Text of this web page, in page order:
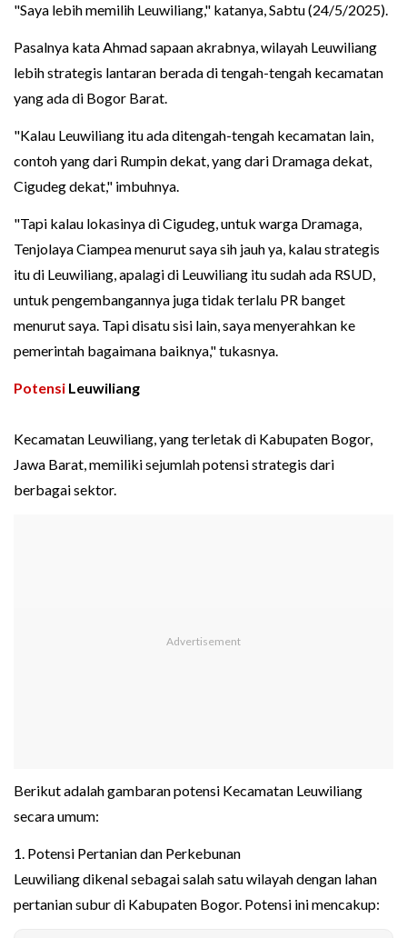
"Saya lebih memilih Leuwiliang," katanya, Sabtu (24/5/2025).
Pasalnya kata Ahmad sapaan akrabnya, wilayah Leuwiliang
lebih strategis lantaran berada di tengah-tengah kecamatan
yang ada di Bogor Barat.
"Kalau Leuwiliang itu ada ditengah-tengah kecamatan lain,
contoh yang dari Rumpin dekat, yang dari Dramaga dekat,
Cigudeg dekat," imbuhnya.
"Tapi kalau lokasinya di Cigudeg, untuk warga Dramaga,
Tenjolaya Ciampea menurut saya sih jauh ya, kalau strategis
itu di Leuwiliang, apalagi di Leuwiliang itu sudah ada RSUD,
untuk pengembangannya juga tidak terlalu PR banget
menurut saya. Tapi disatu sisi lain, saya menyerahkan ke
pemerintah bagaimana baiknya," tukasnya.
Potensi Leuwiliang
Kecamatan Leuwiliang, yang terletak di Kabupaten Bogor,
Jawa Barat, memiliki sejumlah potensi strategis dari
berbagai sektor.
Berikut adalah gambaran potensi Kecamatan Leuwiliang
secara umum:
1. Potensi Pertanian dan Perkebunan
Leuwiliang dikenal sebagai salah satu wilayah dengan lahan
pertanian subur di Kabupaten Bogor. Potensi ini mencakup: